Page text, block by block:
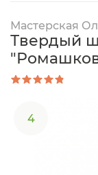
Мастерская
Твердый
4